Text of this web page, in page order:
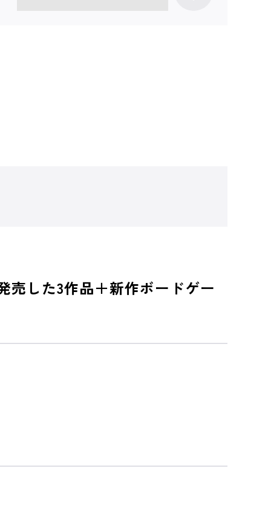
売した3作品＋新作ボードゲー